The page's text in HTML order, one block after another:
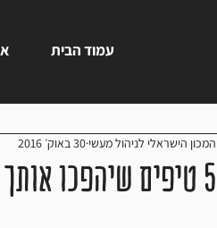
עמוד הבית
5 טיפים שיהפכו אותך לרץ טוב יותר
המכון הישראלי לניהול מעשי 30 באוק׳ 2016